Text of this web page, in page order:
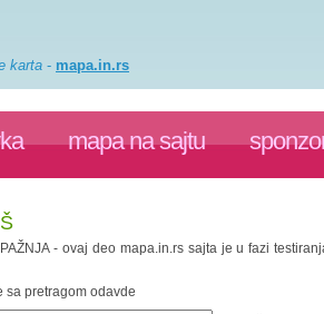
karta - mapa.in.rs
mapa na sajtu
- ovaj deo mapa.in.rs sajta je u fazi
sa pretragom odavde